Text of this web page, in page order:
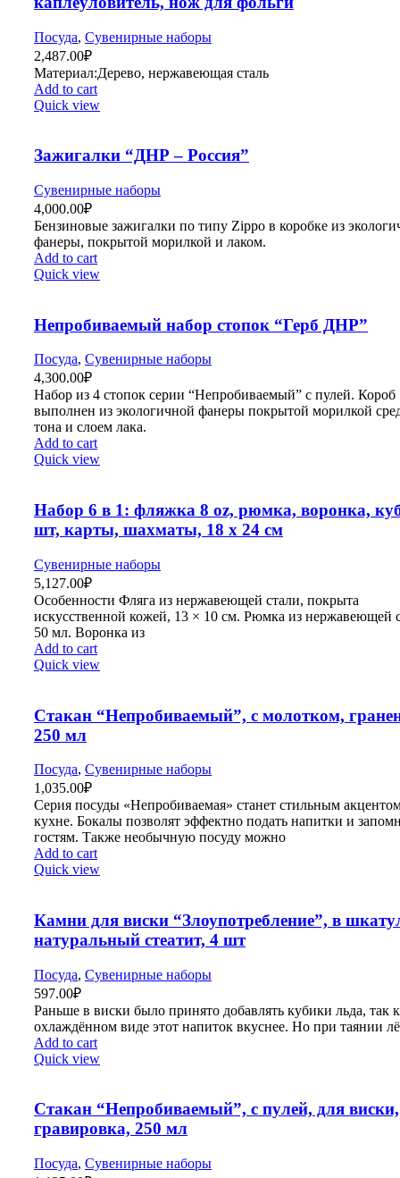
Посуда, Сувенирные наборы
2,487.00₽
Материал:Дерево, нержавеющая сталь
Add to cart
Quick view
Зажигалки “ДНР – Россия”
Сувенирные наборы
4,000.00₽
Бензиновые зажигалки по типу Zippo в коробке из
фанеры, покрытой морилкой и лаком.
Add to cart
Quick view
Непробиваемый набор стопок “Герб ДНР”
Посуда, Сувенирные наборы
4,300.00₽
Набор из 4 стопок серии “Непробиваемый” с пулей. Короб
выполнен из экологичной фанеры покрытой морилкой
тона и слоем лака.
Add to cart
Quick view
Набор 6 в 1: фляжка 8 oz, рюмка, воронка,
шт, карты, шахматы, 18 х 24 см
Сувенирные наборы
5,127.00₽
Особенности Фляга из нержавеющей стали, покрыта
искусственной кожей, 13 × 10 см. Рюмка из нержавеющей
50 мл. Воронка из
Add to cart
Quick view
Стакан “Непробиваемый”, с молотком,
250 мл
Посуда, Сувенирные наборы
1,035.00₽
Серия посуды «Непробиваемая» станет стильным
кухне. Бокалы позволят эффектно подать напитки и
гостям. Также необычную посуду можно
Add to cart
Quick view
Камни для виски “Злоупотребление”, в
натуральный стеатит, 4 шт
Посуда, Сувенирные наборы
597.00₽
Раньше в виски было принято добавлять кубики льда, так
охлаждённом виде этот напиток вкуснее. Но при таянии
Add to cart
Quick view
Стакан “Непробиваемый”, с пулей, для виски,
гравировка, 250 мл
Посуда, Сувенирные наборы